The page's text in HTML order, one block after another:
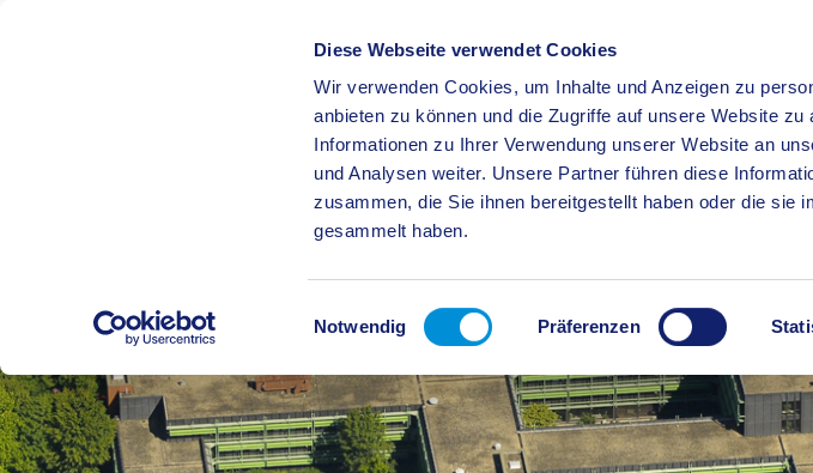
Diese Webseite verwendet Cookies
Wir verwenden Cookies, um Inhalte und Anzeigen zu
anbieten zu können und die Zugriffe auf unsere Website
Informationen zu Ihrer Verwendung unserer Website an
und Analysen weiter. Unsere Partner führen diese
zusammen, die Sie ihnen bereitgestellt haben oder die sie
gesammelt haben.
Einwilligungsauswahl
Notwendig Präferenzen
BÜRGERSERVICE KREISHAUS